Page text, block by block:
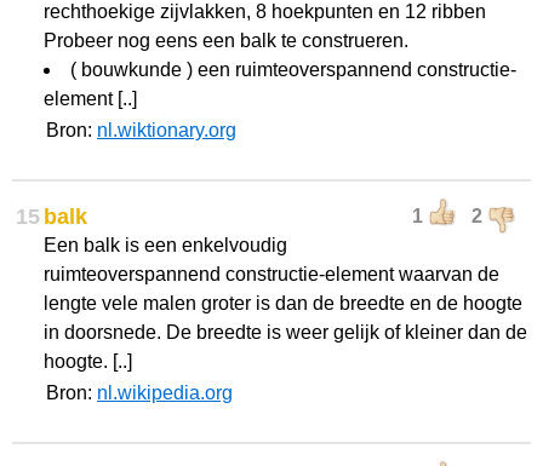
rechthoekige zijvlakken, 8 hoekpunten en 12 ribben
Probeer nog eens een balk te construeren.
( bouwkunde ) een ruimteoverspannend constructie-
element [..]
Bron: nl.wiktionary.org
15 1 2
balk
Een balk is een enkelvoudig
ruimteoverspannend constructie-element waarvan de
lengte vele malen groter is dan de breedte en de hoogte
in doorsnede. De breedte is weer gelijk of kleiner dan de
hoogte. [..]
Bron: nl.wikipedia.org